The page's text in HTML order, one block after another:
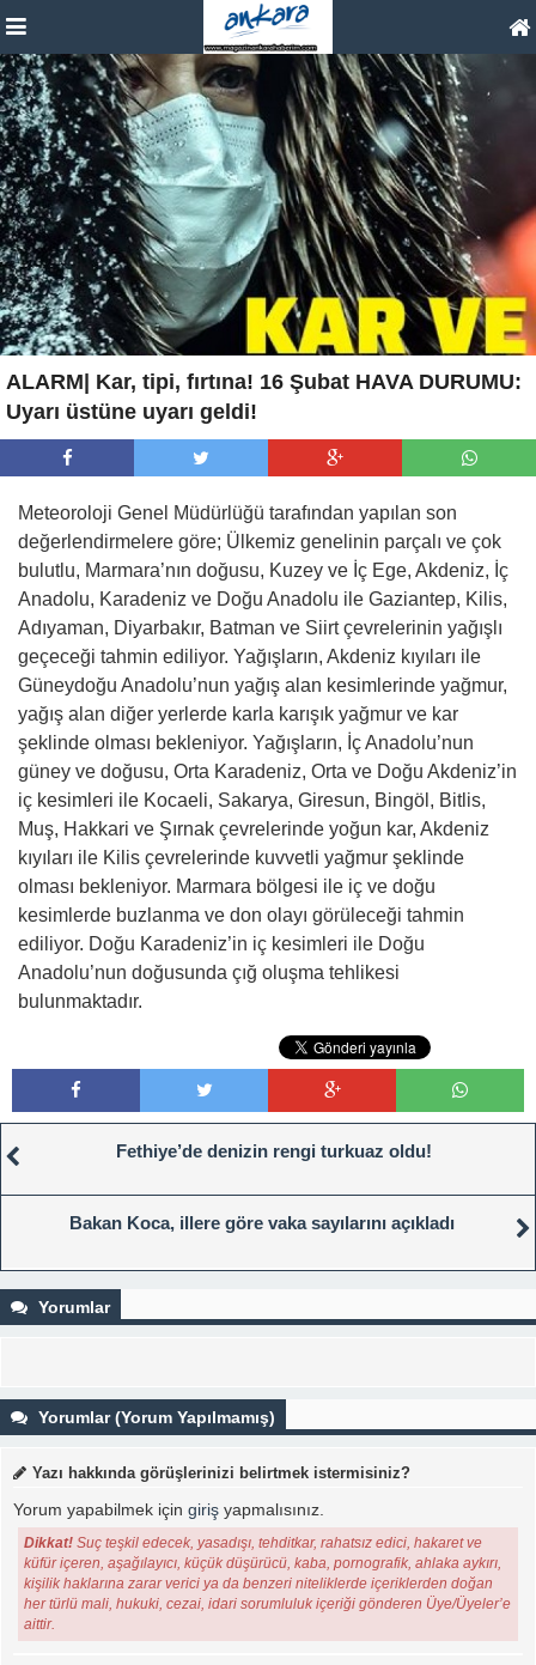
ALARM| Kar, tipi, fırtına! 16 Şubat HAVA DURUMU:
Uyarı üstüne uyarı geldi!
Meteoroloji Genel Müdürlüğü tarafından yapılan son
değerlendirmelere göre; Ülkemiz genelinin parçalı ve çok
bulutlu, Marmara’nın doğusu, Kuzey ve İç Ege, Akdeniz, İç
Anadolu, Karadeniz ve Doğu Anadolu ile Gaziantep, Kilis,
Adıyaman, Diyarbakır, Batman ve Siirt çevrelerinin yağışlı
geçeceği tahmin ediliyor. Yağışların, Akdeniz kıyıları ile
Güneydoğu Anadolu’nun yağış alan kesimlerinde yağmur,
yağış alan diğer yerlerde karla karışık yağmur ve kar
şeklinde olması bekleniyor. Yağışların, İç Anadolu’nun
güney ve doğusu, Orta Karadeniz, Orta ve Doğu Akdeniz’in
iç kesimleri ile Kocaeli, Sakarya, Giresun, Bingöl, Bitlis,
Muş, Hakkari ve Şırnak çevrelerinde yoğun kar, Akdeniz
kıyıları ile Kilis çevrelerinde kuvvetli yağmur şeklinde
olması bekleniyor. Marmara bölgesi ile iç ve doğu
kesimlerde buzlanma ve don olayı görüleceği tahmin
ediliyor. Doğu Karadeniz’in iç kesimleri ile Doğu
Anadolu’nun doğusunda çığ oluşma tehlikesi
bulunmaktadır.
Fethiye’de denizin rengi turkuaz oldu!
Bakan Koca, illere göre vaka sayılarını açıkladı
Yorumlar
Yorumlar (Yorum Yapılmamış)
Yazı hakkında görüşlerinizi belirtmek istermisiniz?
Yorum yapabilmek için giriş yapmalısınız.
Dikkat! Suç teşkil edecek, yasadışı, tehditkar, rahatsız edici, hakaret ve
küfür içeren, aşağılayıcı, küçük düşürücü, kaba, pornografik, ahlaka aykırı,
kişilik haklarına zarar verici ya da benzeri niteliklerde içeriklerden doğan
her türlü mali, hukuki, cezai, idari sorumluluk içeriği gönderen Üye/Üyeler’e
aittir.